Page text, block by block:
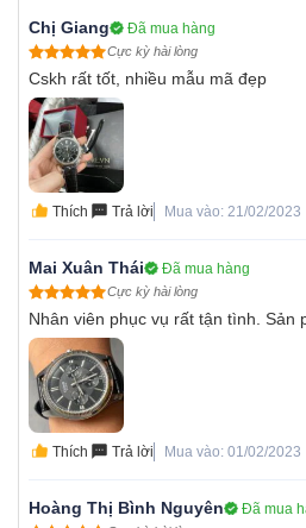
Chị Giang Đã mua hàng
Cực kỳ hài lòng
Cskh rất tốt, nhiều mẫu mã đẹp
Thích Trả lời Mua vào: 21/02/2023
Mai Xuân Thái Đã mua hàng
Cực kỳ hài lòng
Nhân viên phục vụ rất tận tình. Sản
Thích Trả lời Mua vào: 01/02/2023
Hoàng Thị Bình Nguyên Đã mua